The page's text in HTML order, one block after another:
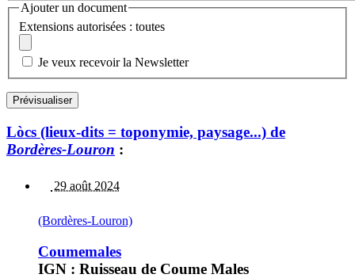
Ajouter un document
Extensions autorisées : toutes
Je veux recevoir la Newsletter
Lòcs (lieux-dits = toponymie, paysage...) de
Bordères-Louron :
29 août 2024
(Bordères-Louron)
Coumemales
IGN : Ruisseau de Coume Males